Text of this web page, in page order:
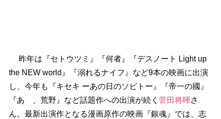
昨年は『セトウツミ』『何者』『デスノート Light up
the NEW world』『溺れるナイフ』など9本の映画に出演
し、今年も『キセキ ーあの日のソビトー』『帝一の國』
『あゝ、荒野』など話題作への出演が続く 菅田将暉さ
ん。最新出演作となる漫画原作の映画『銀魂』では、志